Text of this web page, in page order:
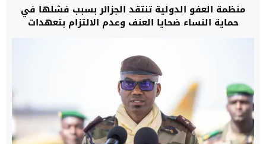
منظمة العفو الدولية تنتقد الجزائر بسبب فشلها في
حماية النساء ضحايا العنف وعدم الالتزام بتعهدات